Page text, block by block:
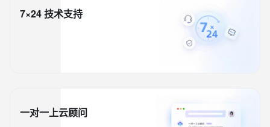
7×24 技术支持
一对一上云顾问